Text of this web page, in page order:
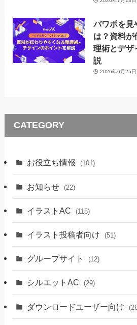
パワポを見
は？資料が
理術とデザ
説
2026年6月25日
CATEGORY
お役立ち情報 (101)
お知らせ (22)
イラストAC (115)
イラスト投稿者向け (51)
グループサイト (12)
シルエットAC (29)
ダウンロードユーザー向け